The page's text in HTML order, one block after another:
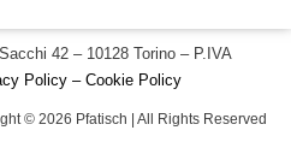
42 – 10128 Torino – P.IVA
Policy – Cookie Policy
© 2026 Pfatisch | All Rights Reserved